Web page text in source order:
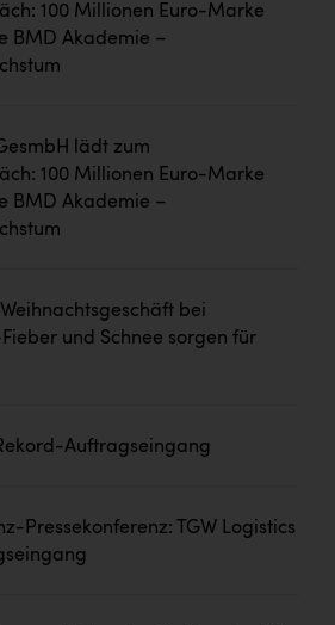
100 Millionen Euro-Marke
BMD Akademie –
lädt zum
100 Millionen Euro-Marke
BMD Akademie –
bei
Fieber und Schnee sorgen für
Auftragseingang
Pressekonferenz: TGW Logistics